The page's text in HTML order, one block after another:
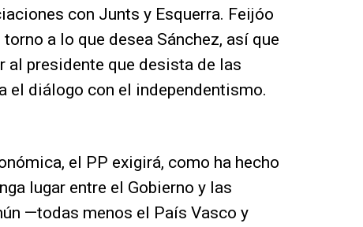
con Junts y Esquerra. Feijóo
a lo que desea Sánchez, así que
al presidente que desista de las
el diálogo con el independentismo.
el PP exigirá, como ha hecho
lugar entre el Gobierno y las
—todas menos el País Vasco y